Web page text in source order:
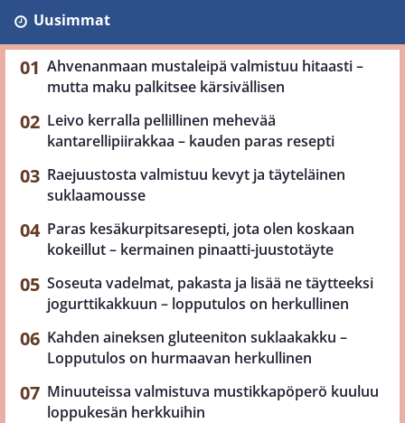
Uusimmat
Ahvenanmaan mustaleipä valmistuu hitaasti –
mutta maku palkitsee kärsivällisen
Leivo kerralla pellillinen mehevää
kantarellipiirakkaa – kauden paras resepti
Raejuustosta valmistuu kevyt ja täyteläinen
suklaamousse
Paras kesäkurpitsaresepti, jota olen koskaan
kokeillut – kermainen pinaatti-juustotäyte
Soseuta vadelmat, pakasta ja lisää ne täytteeksi
jogurttikakkuun – lopputulos on herkullinen
Kahden aineksen gluteeniton suklaakakku –
Lopputulos on hurmaavan herkullinen
Minuuteissa valmistuva mustikkapöperö kuuluu
loppukesän herkkuihin